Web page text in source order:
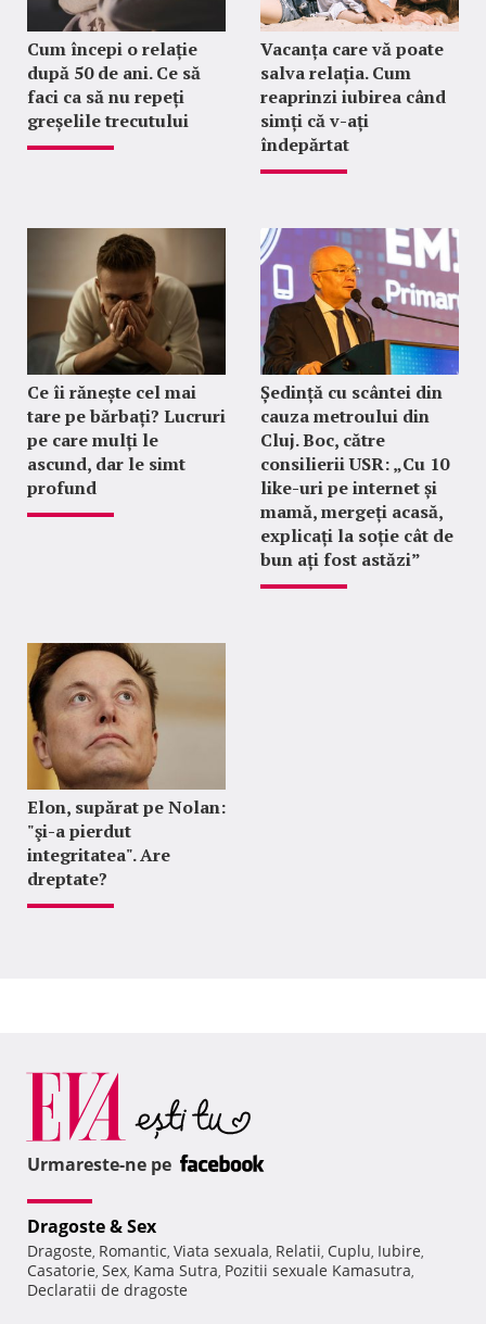
Cum începi o relație
după 50 de ani. Ce să
faci ca să nu repeți
greșelile trecutului
Vacanța care vă poate
salva relația. Cum
reaprinzi iubirea când
simți că v-ați
îndepărtat
Ce îi rănește cel mai
tare pe bărbați? Lucruri
pe care mulți le
ascund, dar le simt
profund
Ședință cu scântei din
cauza metroului din
Cluj. Boc, către
consilierii USR: „Cu 10
like-uri pe internet și
mamă, mergeți acasă,
explicați la soție cât de
bun ați fost astăzi”
Elon, supărat pe Nolan:
"şi-a pierdut
integritatea". Are
dreptate?
Urmareste-ne pe
Dragoste & Sex
Dragoste, Romantic, Viata sexuala, Relatii, Cuplu, Iubire,
Casatorie, Sex, Kama Sutra, Pozitii sexuale Kamasutra,
Declaratii de dragoste